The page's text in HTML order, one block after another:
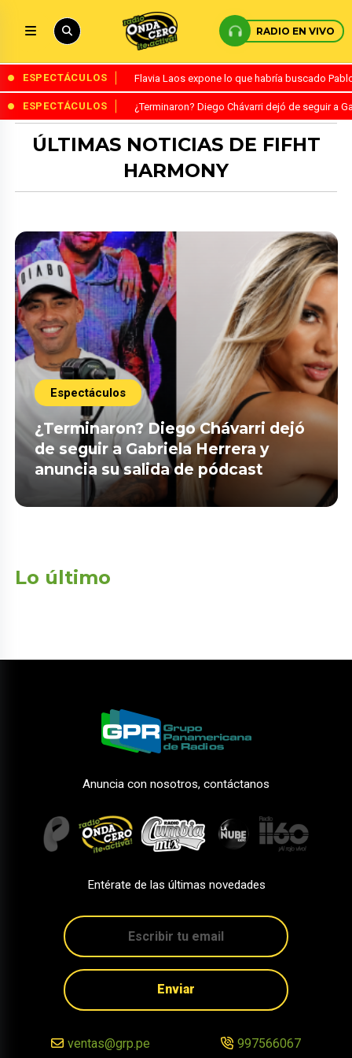
RADIO EN VIVO
ESPECTÁCULOS Flavia Laos expone lo que habría buscado
ESPECTÁCULOS ¿Terminaron? Diego Chávarri dejó de seguir a
ÚLTIMAS NOTICIAS DE FIFHT
HARMONY
Espectáculos
¿Terminaron? Diego Chávarri dejó
de seguir a Gabriela Herrera y
anuncia su salida de pódcast
Lo último
Anuncia con nosotros, contáctanos
Entérate de las últimas novedades
Enviar
ventas@grp.pe 997566067